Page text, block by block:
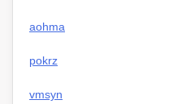
aohma
pokrz
vmsyn